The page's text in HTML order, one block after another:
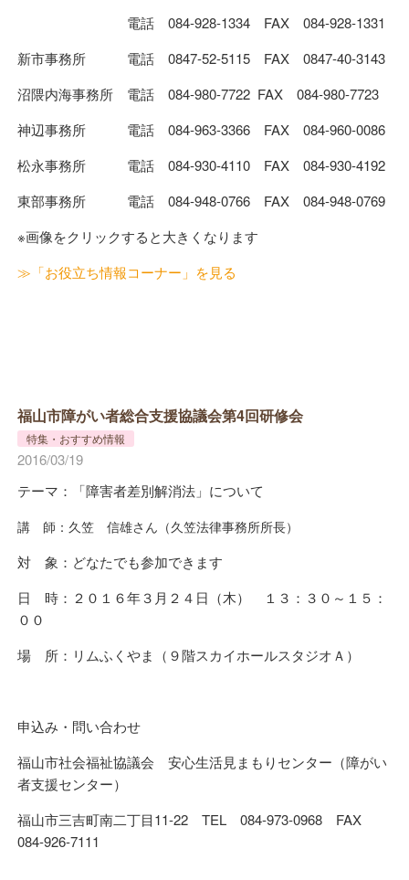
電話 084-928-1334 FAX 084-928-1331
新市事務所 電話 0847-52-5115 FAX 0847-40-3143
沼隈内海事務所 電話 084-980-7722 FAX 084-980-7723
神辺事務所 電話 084-963-3366 FAX 084-960-0086
松永事務所 電話 084-930-4110 FAX 084-930-4192
東部事務所 電話 084-948-0766 FAX 084-948-0769
※画像をクリックすると大きくなります
≫「お役立ち情報コーナー」を見る
福山市障がい者総合支援協議会第4回研修会
特集・おすすめ情報
2016/03/19
テーマ：「障害者差別解消法」について
講 師：久笠 信雄さん（久笠法律事務所所長）
対 象：どなたでも参加できます
日 時：２０１６年３月２４日（木） １３：３０～１５：
００
場 所：リムふくやま（９階スカイホールスタジオＡ）
申込み・問い合わせ
福山市社会福祉協議会 安心生活見まもりセンター（障がい
者支援センター）
福山市三吉町南二丁目11-22 TEL 084-973-0968 FAX
084-926-7111